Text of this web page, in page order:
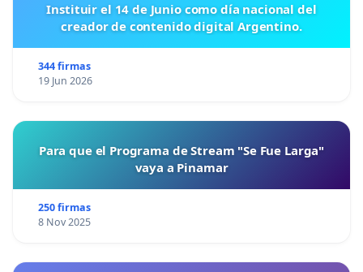
Instituir el 14 de Junio como día nacional del
creador de contenido digital Argentino.
344 firmas
19 Jun 2026
Para que el Programa de Stream "Se Fue Larga"
vaya a Pinamar
250 firmas
8 Nov 2025